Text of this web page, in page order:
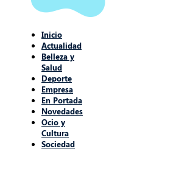
Inicio
Actualidad
Belleza y
Salud
Deporte
Empresa
En Portada
Novedades
Ocio y
Cultura
Sociedad